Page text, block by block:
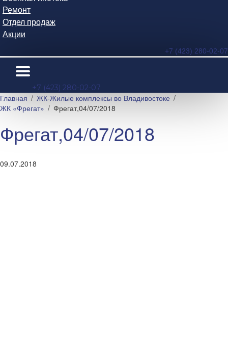
Ремонт
Отдел продаж
Акции
+7 (423) 280-02-07
+7 (423) 280-02-07
Главная
ЖК-Жилые комплексы во Владивостоке
ЖК «Фрегат»
Фрегат,04/07/2018
Фрегат,04/07/2018
09.07.2018